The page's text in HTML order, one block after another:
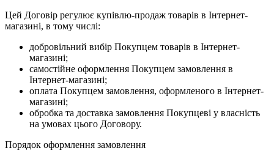
Цей Договір регулює купівлю-продаж товарів в Інтернет-
магазині, в тому числі:
добровільний вибір Покупцем товарів в Інтернет-
магазині;
самостійне оформлення Покупцем замовлення в
Інтернет-магазині;
оплата Покупцем замовлення, оформленого в Інтернет-
магазині;
обробка та доставка замовлення Покупцеві у власність
на умовах цього Договору.
Порядок оформлення замовлення